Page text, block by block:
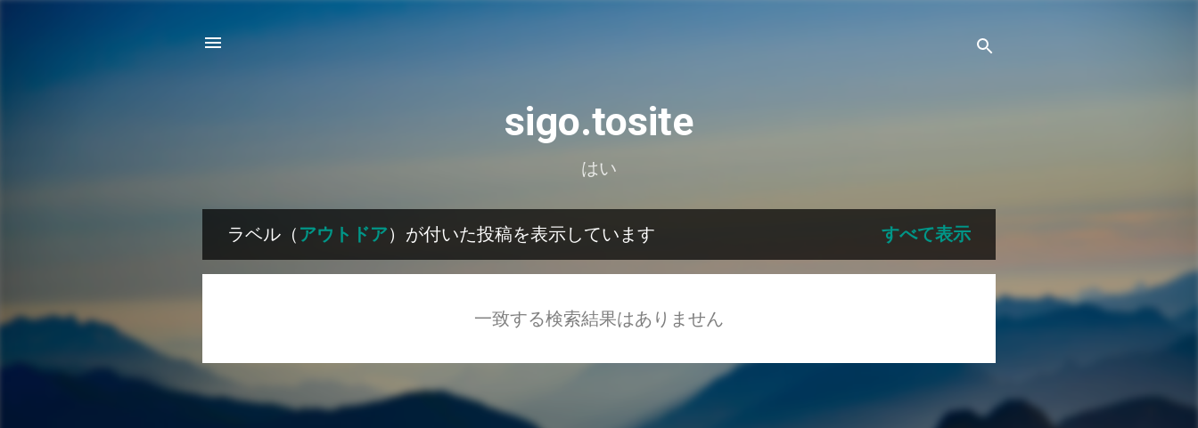
sigo.tosite
はい
ラベル（ アウトドア）が付いた投稿を表示しています すべて表示
一致する検索結果はありません